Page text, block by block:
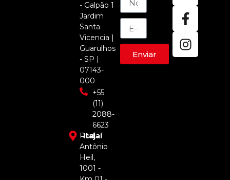
- Galpão 1
Jardim
Santa
Vicencia |
Guarulhos
- SP |
07143-
000
+55
(11)
2088-
6623
Itajaí
Rod.
Antônio
Heil,
1001 -
Enviar